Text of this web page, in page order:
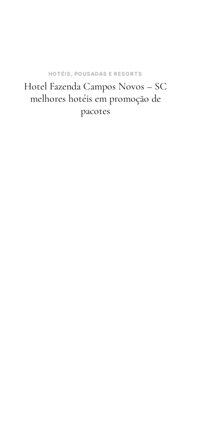
HOTÉIS, POUSADAS E RESORTS
Hotel Fazenda Campos Novos – SC
melhores hotéis em promoção de
pacotes